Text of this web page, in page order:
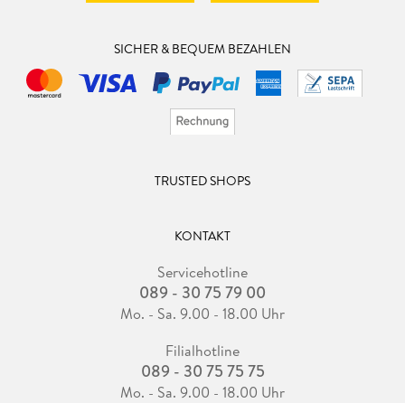
SICHER & BEQUEM BEZAHLEN
TRUSTED SHOPS
KONTAKT
Servicehotline
089 - 30 75 79 00
Mo. - Sa. 9.00 - 18.00 Uhr
Filialhotline
089 - 30 75 75 75
Mo. - Sa. 9.00 - 18.00 Uhr